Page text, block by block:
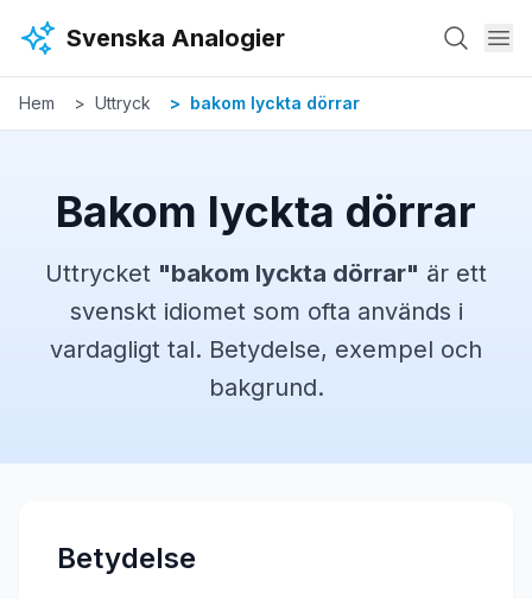
Svenska Analogier
Hem Uttryck bakom lyckta dörrar
Bakom lyckta dörrar
Uttrycket "bakom lyckta dörrar" är ett
svenskt idiomet som ofta används i
vardagligt tal. Betydelse, exempel och
bakgrund.
Betydelse